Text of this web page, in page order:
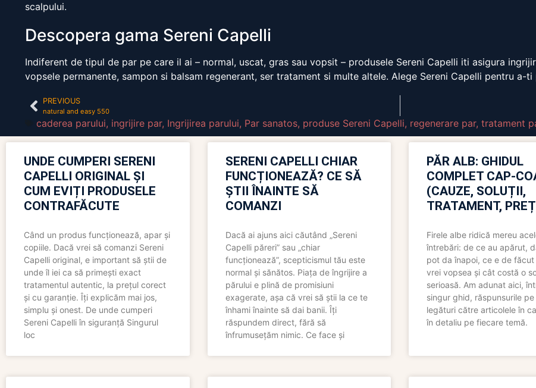
scalpului.
Descopera gama Sereni Capelli
Indiferent de tipul de par pe care il ai – normal, uscat, gras sau vopsit – produsele Sereni Capelli iti asigura
vopsele permanente, sampon si balsam regenerant, ser tratament si multe altele. Alege Sereni Capelli pentru a-
PREVIOUS
natural and easy 550
caderea parului, ingrijire par, Ingrijirea parului, Par sanatos, produse Sereni Capelli, regenerare par, tratament
UNDE CUMPERI SERENI
CAPELLI ORIGINAL ȘI
CUM EVIȚI PRODUSELE
CONTRAFĂCUTE
Când un produs funcționează, apar și
copiile. Dacă vrei să comanzi Sereni
Capelli original, e important să știi de
unde îl iei ca să primești exact
tratamentul autentic, la prețul corect
și cu garanție. Îți explicăm mai jos,
simplu și onest. De unde cumperi
Sereni Capelli în siguranță Singurul
loc
SERENI CAPELLI CHIAR
FUNCȚIONEAZĂ? CE SĂ
ȘTII ÎNAINTE SĂ
COMANZI
Dacă ai ajuns aici căutând „Sereni
Capelli păreri” sau „chiar
funcționează”, scepticismul tău este
normal și sănătos. Piața de îngrijire a
părului e plină de promisiuni
exagerate, așa că vrei să știi la ce te
înhami înainte să dai banii. Îți
răspundem direct, fără să
înfrumusețăm nimic. Ce face și
PĂR ALB: GHIDUL
COMPLET CAP-
(CAUZE, SOLUȚII,
TRATAMENT,
Firele albe ridică mereu
întrebări: de ce au apărut,
pot da înapoi, ce e de făcut
vrei vopsea și cât costă o
serioasă. Am adunat aici,
singur ghid, răspunsurile
legături către articolele în
în detaliu pe fiecare temă.